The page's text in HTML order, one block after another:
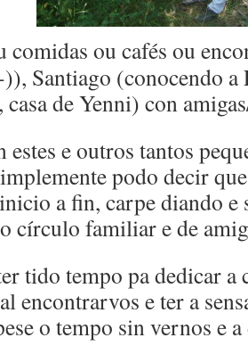
comidas ou cafés ou
Santiago (conocendo a
casa de Yenni) con
e outros tantos
podo decir
a fin, carpe diando
círculo familiar e de
tido tempo pa dedicar a
encontrarvos e ter a
o tempo sin vernos e